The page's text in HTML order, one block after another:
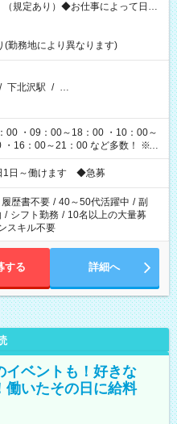
規定あり）◆お仕事によって日給
(勤務地により異なります)
/ 下北沢駅 / …
00 ・09：00～18：00 ・10：00～
～21：00 など多数！ ※お
ます
日～働けます ◆急募
履歴書不要 / 40～50代活躍中 / 副
/ シフト勤務 / 10名以上の大量募
スキル不要
する 詳細へ
イベントも！好きな
いたその日に給料